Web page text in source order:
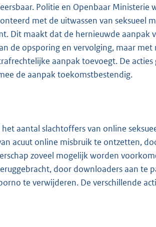
Politie en Openbaar Ministerie
met de uitwassen van seksueel
Dit maakt dat de hernieuwde aanpak
de opsporing en vervolging, maar
aanpak toevoegt. De
de aanpak toekomstbestendig.
aantal slachtoffers van online
acuut online misbruik te ontzetten,
zoveel mogelijk worden
door downloaders aan te
te verwijderen. De verschillende